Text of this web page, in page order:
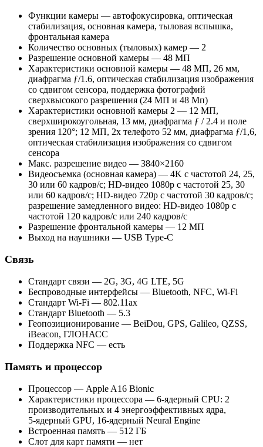
Функции камеры — автофокусировка, оптическая
стабилизация, основная камера, тыловая вспышка,
фронтальная камера
Количество основных (тыловых) камер — 2
Разрешение основной камеры — 48 МП
Характеристики основной камеры — 48 МП, 26 мм,
диафрагма ƒ/1.6, оптическая стабилизация изображения
со сдвигом сенсора, поддержка фотографий
сверхвысокого разрешения (24 МП и 48 Мп)
Характеристики основной камеры 2 — 12 МП,
сверхширокоугольная, 13 мм, диафрагма ƒ / 2.4 и поле
зрения 120°; 12 МП, 2x телефото 52 мм, диафрагма ƒ/1,6,
оптическая стабилизация изображения со сдвигом
сенсора
Макс. разрешение видео — 3840×2160
Видеосъемка (основная камера) — 4K с частотой 24, 25,
30 или 60 кадров/с; HD-видео 1080p с частотой 25, 30
или 60 кадров/с; HD-видео 720p с частотой 30 кадров/с;
разрешение замедленного видео: HD-видео 1080р c
частотой 120 кадров/с или 240 кадров/с
Разрешение фронтальной камеры — 12 МП
Выход на наушники — USB Type-C
Связь
Стандарт связи — 2G, 3G, 4G LTE, 5G
Беспроводные интерфейсы — Bluetooth, NFC, Wi-Fi
Стандарт Wi-Fi — 802.11ax
Стандарт Bluetooth — 5.3
Геопозиционирование — BeiDou, GPS, Galileo, QZSS,
iBeacon, ГЛОНАСС
Поддержка NFC — есть
Память и процессор
Процессор — Apple A16 Bionic
Характеристики процессора — 6-ядерный CPU: 2
производительных и 4 энергоэффективных ядра,
5‑ядерный GPU, 16‑ядерный Neural Engine
Встроенная память — 512 ГБ
Слот для карт памяти — нет